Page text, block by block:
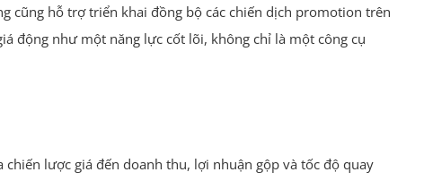
cũng hỗ trợ triển khai đồng bộ các chiến dịch promotion trên
động như một năng lực cốt lõi, không chỉ là một công cụ
lược giá đến doanh thu, lợi nhuận gộp và tốc độ quay